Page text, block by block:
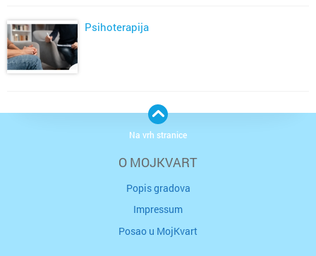
Psihoterapija
O MOJKVART
Popis gradova
Impressum
Posao u MojKvart
Na vrh stranice